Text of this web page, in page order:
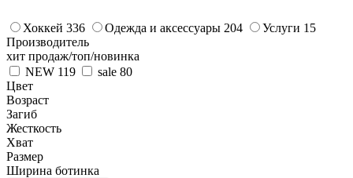
Хоккей 336 Одежда и аксессуары 204 Услуги 15
Производитель
хит продаж/топ/новинка
NEW 119 sale 80
Цвет
Возраст
Загиб
Жесткость
Хват
Размер
Ширина ботинка